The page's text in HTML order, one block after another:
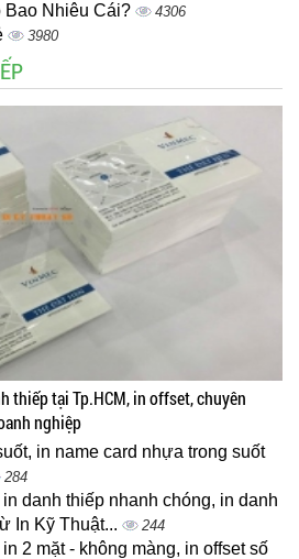
Bao Nhiêu Cái? 4306
3980
thiếp tại Tp.HCM, in offset, chuyên
nghiệp
in name card nhựa trong suốt
284
in danh thiếp nhanh chóng, in danh
In Kỹ Thuật...
244
2 mặt - không màng, in offset số